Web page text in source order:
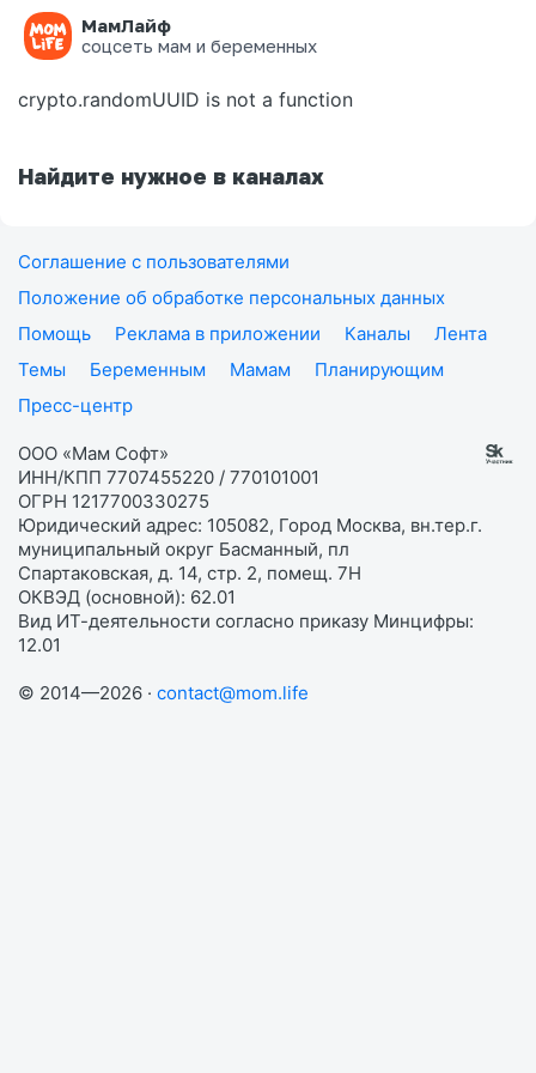
МамЛайф
соцсеть мам и беременных
Ошибка на странице
crypto.randomUUID is not a function
Найдите нужное в каналах
Соглашение с пользователями
Положение об обработке персональных данных
Помощь
Реклама в приложении Каналы
Лента
Темы
Беременным Мамам
Планирующим
Пресс-центр
ООО «Мам Софт»
ИНН/КПП 7707455220 / 770101001
ОГРН 1217700330275
Юридический адрес: 105082, Город Москва, вн.тер.г.
муниципальный округ Басманный, пл
Спартаковская, д. 14, стр. 2, помещ. 7Н
ОКВЭД (основной): 62.01
Вид ИТ-деятельности согласно приказу Минцифры:
12.01
© 2014—2026 · contact@mom.life